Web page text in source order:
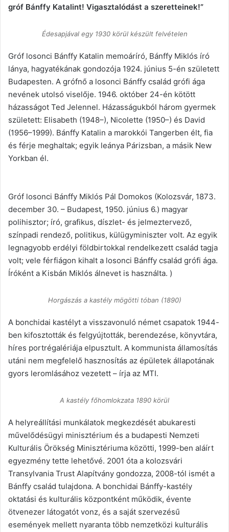
gróf Bánffy Katalint! Vigasztalódást a szeretteinek!”
Édesapjával egy 1930 körül készült felvételen
Gróf losonci Bánffy Katalin memoáríró, Bánffy Miklós író
lánya, hagyatékának gondozója 1924. június 5-én született
Budapesten. A grófnő a losonci Bánffy család grófi ága
nevének utolsó viselője. 1946. október 24-én kötött
házasságot Ted Jelennel. Házasságukból három gyermek
született: Elisabeth (1948–), Nicolette (1950–) és David
(1956–1999). Bánffy Katalin a marokkói Tangerben élt, fia
és férje meghaltak; egyik leánya Párizsban, a másik New
Yorkban él.
Gróf losonci Bánffy Miklós Pál Domokos (Kolozsvár, 1873.
december 30. – Budapest, 1950. június 6.) magyar
polihisztor; író, grafikus, díszlet- és jelmeztervező,
színpadi rendező, politikus, külügyminiszter volt. Az egyik
legnagyobb erdélyi földbirtokkal rendelkezett család tagja
volt; vele férfiágon kihalt a losonci Bánffy család grófi ága.
Íróként a Kisbán Miklós álnevet is használta. )
Horgászás a kastély mögötti tóban (1890)
A bonchidai kastélyt a visszavonuló német csapatok 1944-
ben kifosztották és felgyújtották, berendezése, könyvtára,
híres portrégalériája elpusztult. A kommunista államosítás
utáni nem megfelelő hasznosítás az épületek állapotának
gyors leromlásához vezetett – írja az MTI.
A kastély főhomlokzata 1890 körül
A helyreállítási munkálatok megkezdését abukaresti
művelődésügyi minisztérium és a budapesti Nemzeti
Kulturális Örökség Minisztériuma közötti, 1999-ben aláírt
egyezmény tette lehetővé. 2001 óta a kolozsvári
Transylvania Trust Alapítvány gondozza, 2008-tól ismét a
Bánffy család tulajdona. A bonchidai Bánffy-kastély
oktatási és kulturális központként működik, évente
ötvenezer látogatót vonz, és a saját szervezésű
események mellett nyaranta több nemzetközi kulturális